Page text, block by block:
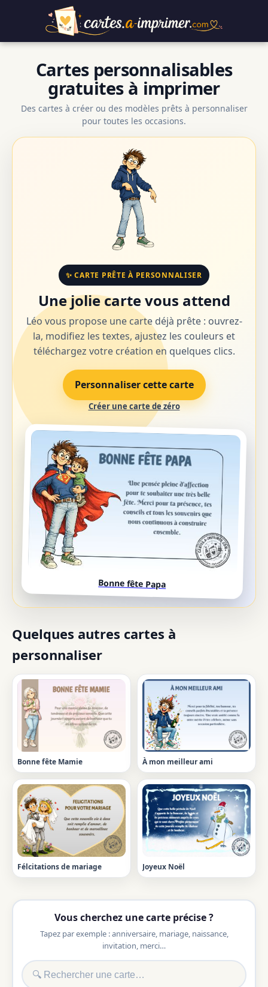
Cartes personnalisables
gratuites à imprimer
Des cartes à créer ou des modèles prêts à personnaliser
pour toutes les occasions.
✨ CARTE PRÊTE À PERSONNALISER
Une jolie carte vous attend
Léo vous propose une carte déjà prête : ouvrez-
la, modifiez les textes, ajustez les couleurs et
téléchargez votre création en quelques clics.
Personnaliser cette carte
Créer une carte de zéro
Bonne fête Papa
Quelques autres cartes à
personnaliser
Bonne fête Mamie À mon meilleur ami
Félcitations de mariage Joyeux Noël
Vous cherchez une carte précise ?
Tapez par exemple : anniversaire, mariage, naissance,
invitation, merci…